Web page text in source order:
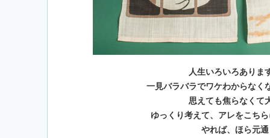
人生いろいろありま
一見バラバラでワケわからなく
思えても焦らなくて
ゆっくり考えて、アレをこち
やれば、ほら元